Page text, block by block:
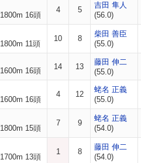
16頭
4 5
吉田 隼人
(56.0)
11頭
10 8
柴田 善臣
(55.0)
16頭
14 13
藤田 伸二
(55.0)
16頭
4 12
蛯名 正義
(55.0)
15頭
7 9
蛯名 正義
(54.0)
13頭
1 8
藤田 伸二
(54.0)